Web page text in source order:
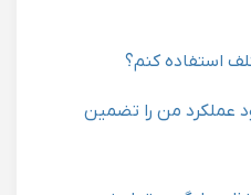
استفاده کنم؟
عملکرد من را تضمین